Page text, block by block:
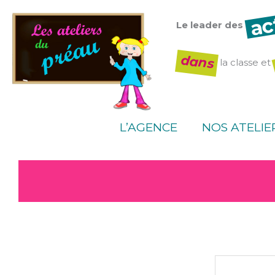
contenu
Le leader des
dans la classe et
L’AGENCE NOS